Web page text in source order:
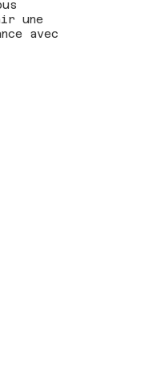
une
avec